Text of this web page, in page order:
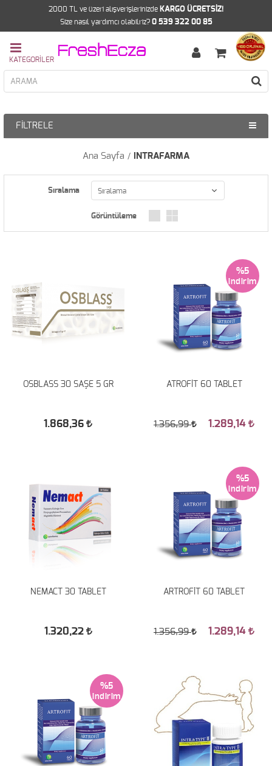
2000 TL ve üzeri alışverişlerinizde KARGO ÜCRETSİZ!
Size nasıl yardımcı olabilriz? 0 539 322 00 85
FILTRELE
Ana Sayfa INTRAFARMA
Sıralama
OSBLASS 30 SAŞE 5 GR
1.868,36
ATROFİT 60 TABLET
%5
1.356,99 1.289,14
NEMACT 30 TABLET
1.320,22
ARTROFİT 60 TABLET
%5
1.356,99 1.289,14
%5